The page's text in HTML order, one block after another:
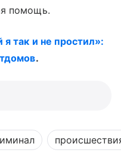
помощь.
я так и не простил»:
.